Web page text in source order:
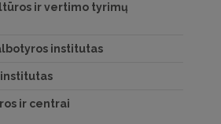
ir vertimo tyrimų
institutas
ir centrai